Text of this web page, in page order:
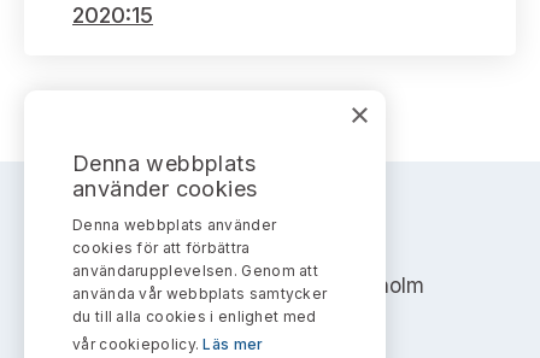
Publikationer och anföranden
2020:15
AKTIEMARKNADSNÄMNDEN
Address: Box 7354, 103 90 Stockholm
info@aktiemarknadsnamnden.se
×
Denna webbplats
använder cookies
Denna webbplats använder
cookies för att förbättra
användarupplevelsen. Genom att
använda vår webbplats samtycker
du till alla cookies i enlighet med
vår cookiepolicy.Läs mer